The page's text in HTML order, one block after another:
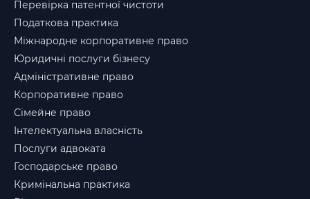
Перевірка патентної чистоти
Податкова практика
Міжнародне корпоративне право
Юридичні послуги бізнесу
Адміністративне право
Корпоративне право
Сімейне право
Інтелектуальна власність
Послуги адвоката
Господарське право
Кримінальна практика